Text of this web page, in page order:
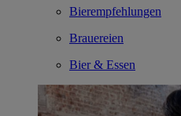
Bierempfehlungen
Brauereien
Bier & Essen